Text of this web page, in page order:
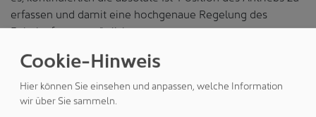
erfassen und damit eine hochgenaue Regelung des
Bahnlaufs zu ermöglichen.
Der absolut messende, verschleißfreie Sensor ist
mm besonders flach. Der Abgriff erfolgt berührungslos
mit einem im Abstand zum Sensor geführten Magneten.
Cookie-Hinweis
Hier können Sie einsehen und anpassen, welche Information
wir über Sie sammeln.